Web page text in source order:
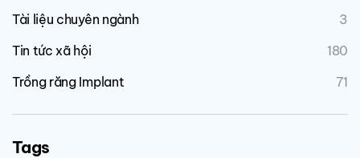
Tài liệu chuyên ngành
3
Tin tức xã hội
180
Trồng răng Implant
71
Tags